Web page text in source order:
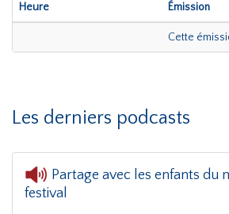
Heure Émission
Cette
Les derniers podcasts
Partage avec les enfants du
festival